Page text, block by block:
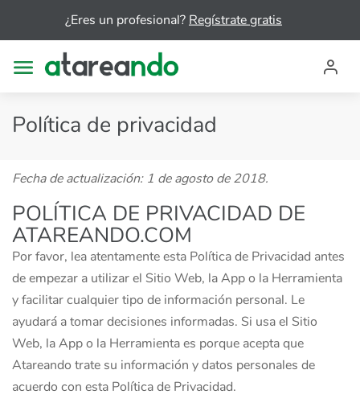
¿Eres un profesional?Regístrate gratis
Política de privacidad
Fecha de actualización: 1 de agosto de 2018.
POLÍTICA DE PRIVACIDAD DE
ATAREANDO.COM
Por favor, lea atentamente esta Política de Privacidad antes
de empezar a utilizar el Sitio Web, la App o la Herramienta
y facilitar cualquier tipo de información personal. Le
ayudará a tomar decisiones informadas. Si usa el Sitio
Web, la App o la Herramienta es porque acepta que
Atareando trate su información y datos personales de
acuerdo con esta Política de Privacidad.